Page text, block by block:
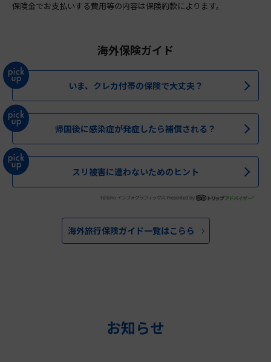
保険金でお支払いする費用等の内容は保険約款によります。
海外保険ガイド
いま、クレカ付帯の保険で大丈夫？
帰国後に感染症が発症したら補償される？
スリ被害に遭わないためのヒント
海外旅行保険ガイド一覧はこらら
お知らせ